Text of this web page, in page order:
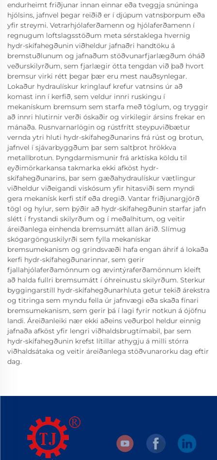
endurheimt friðjunar innan einnar eða tveggja snúninga
hjólsins, jafnvel þegar reiðið er í djúpum vatnsþorpum eða
yfir streymi. Vetrarhjólaferðamenn og hjólaferðamenn í
regnugum loftslagsstöðum meta sérstaklega hvernig
hydr-skífahegðunin viðheldur jafnaðri handtöku á
bremstuðlunum og jafnaðum stöðvunarfjarlægðum óháð
veðurskilyrðum, sem fjarlægir ótta tengdan við það hvort
bremsur virki rétt þegar þær eru mest nauðsynlegar.
Lokaður hydraulískur kringlauf krefur vatnsins úr að
komast inn í kerfið, sem veldur innri ruskingu í
mekanískum bremsum sem starfa með töglum, og tryggir
að innri hlutirnir verði óskaðir og virkilegir ársins frekar en
mánaða. Rusnvarnarlögin og rústfrítt steypuviðbætur
vernda ytri hluti hydr-skífahegðunarins frá rúst og brotun,
jafnvel í sjávarbyggðum þar sem saltþrot hrökkva
metallbrotun. Þyngdarmismunir frá arktíska köldu til
eyðimörkarkansa takmarka ekki afköst hydr-
skífahegðunarins, þar sem gæðahydraulískur vætlingur
viðheldur viðeigandi viskósum yfir hitasviði sem myndi
gera mekanísk kerfi stíf eða dregið. Vantar friðjunargjörð
tögl og hylur, sem þýðir að hydr-skífahegðunin starfar jafn
slétt í frystandi skilyrðum og í meðalhitum, og veitir
áreiðanlega einhenda bremsumátt allan árið. Slímug
skógargönguskilyrði sem fylla mekanískar
bremsumekanism og grindsvæði hafa engan áhrif á lokaða
kerfi hydr-skífahegðunarinnar, sem gerir
fjallahjólaferðamönnum og ævintýraferðamönnum kleift
að halda fullri bremsumátt í óhreinustu skilyrðum. Sterkur
byggingarstíll hydr-skífahegðunarhluta getur tekið árekstra
og titringa sem myndu fella úr jafnvægi eða skaða fínari
bremsumekanism, sem gerir þá í lagi fyrir notkun á ójöfnu
landi. Áreiðanleiki nær ekki aðeins veðurþol heldur einnig
jafnaða afköst yfir lengri viðhaldsbrugtímabil, þar sem
hydr-skífahegðunin krefst lítillar athygju á milli stórra
viðhaldsátaka og veitir áreiðanlega stöðvunarorku dag eftir
dag.